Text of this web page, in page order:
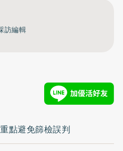
訪編輯
點避免篩檢誤判